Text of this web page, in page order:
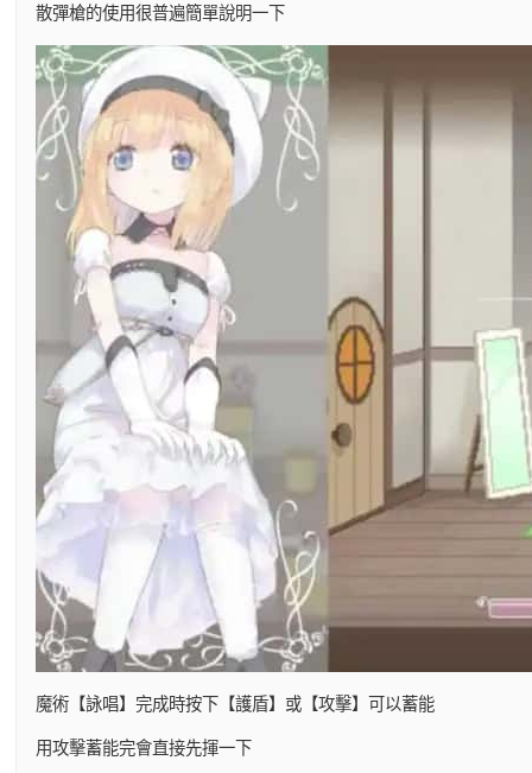
散彈槍的使用很普遍簡單說明一下
魔術【詠唱】完成時按下【護盾】或【攻擊】可以蓄能
用攻擊蓄能完會直接先揮一下